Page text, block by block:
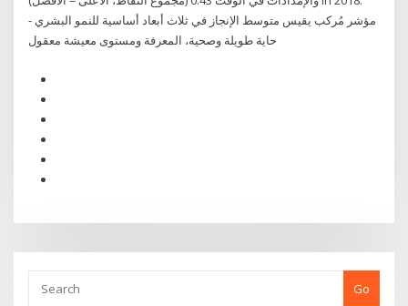
مؤشر مُركب يقيس متوسط الإنجاز في ثلاث أبعاد أساسية للنمو البشري -
حاية طويلة وصحية، المعرفة ومستوى معيشة معقول
Go